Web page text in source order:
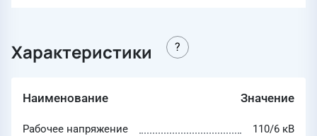
Характеристики
Наименование Значение
Рабочее напряжение
110/6 кВ